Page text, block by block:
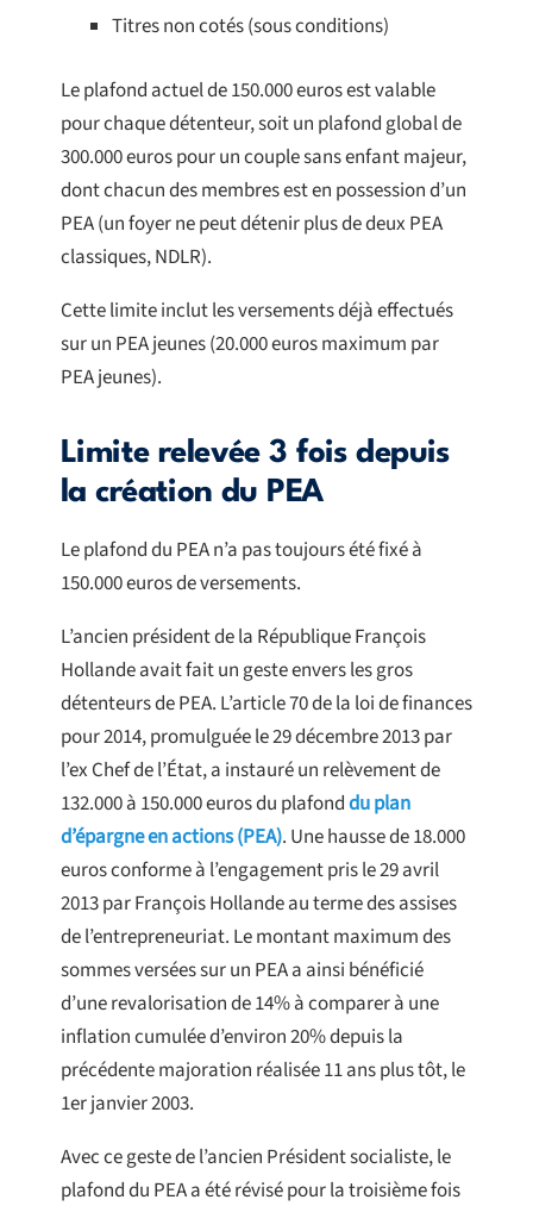
Titres non cotés (sous conditions)
Le plafond actuel de 150.000 euros est valable
pour chaque détenteur, soit un plafond global de
300.000 euros pour un couple sans enfant majeur,
dont chacun des membres est en possession d’un
PEA (un foyer ne peut détenir plus de deux PEA
classiques, NDLR).
Cette limite inclut les versements déjà effectués
sur un PEA jeunes (20.000 euros maximum par
PEA jeunes).
Limite relevée 3 fois depuis
la création du PEA
Le plafond du PEA n’a pas toujours été fixé à
150.000 euros de versements.
L’ancien président de la République François
Hollande avait fait un geste envers les gros
détenteurs de PEA. L’article 70 de la loi de finances
pour 2014, promulguée le 29 décembre 2013 par
l’ex Chef de l’État, a instauré un relèvement de
132.000 à 150.000 euros du plafonddu plan
d’épargne en actions (PEA). Une hausse de 18.000
euros conforme à l’engagement pris le 29 avril
2013 par François Hollande au terme des assises
de l’entrepreneuriat. Le montant maximum des
sommes versées sur un PEA a ainsi bénéficié
d’une revalorisation de 14% à comparer à une
inflation cumulée d’environ 20% depuis la
précédente majoration réalisée 11 ans plus tôt, le
1er janvier 2003.
Avec ce geste de l’ancien Président socialiste, le
plafond du PEA a été révisé pour la troisième fois